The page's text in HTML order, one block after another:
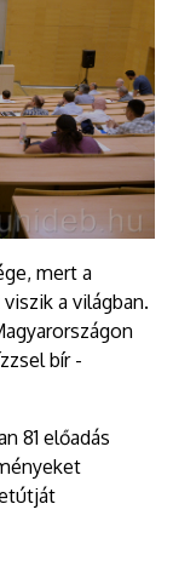
mert a
a világban.
bír -
81 előadás